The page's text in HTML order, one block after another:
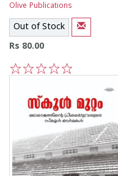
Olive Publications
Out of Stock
Rs 80.00